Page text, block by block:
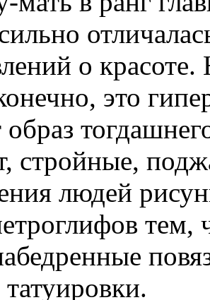
о
это
образ
стройные,
людей
тем,